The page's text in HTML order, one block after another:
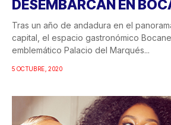
DESEMBARCAN EN
Tras un año de andadura en el
capital, el espacio gastronómico
emblemático Palacio del Marqués...
5 OCTUBRE, 2020